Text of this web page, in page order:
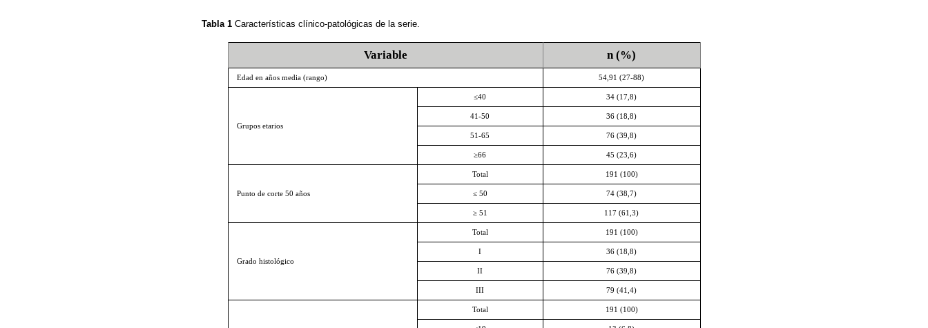
Tabla 1 Características clínico-patológicas de la serie.
Variable n (%)
Edad en años media (rango) 54,91 (27-88)
Grupos etarios
≤40 34 (17,8)
41-50 36 (18,8)
51-65 76 (39,8)
≥66 45 (23,6)
Punto de corte 50 años
Total 191 (100)
≤ 50 74 (38,7)
≥ 51 117 (61,3)
Grado histológico
Total 191 (100)
I 36 (18,8)
II 76 (39,8)
III 79 (41,4)
Total 191 (100)